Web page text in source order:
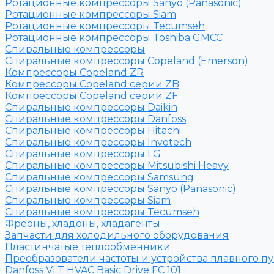
Ротационные компрессоры Sanyo (Panasonic)
Ротационные компрессоры Siam
Ротационные компрессоры Tecumseh
Ротационные компрессоры Toshiba GMCC
Спиральные компрессоры
Спиральные компрессоры Copeland (Emerson)
Компрессоры Copeland ZR
Компрессоры Copeland серии ZB
Компрессоры Copeland серии ZF
Спиральные компрессоры Daikin
Спиральные компрессоры Danfoss
Спиральные компрессоры Hitachi
Спиральные компрессоры Invotech
Спиральные компрессоры LG
Спиральные компрессоры Mitsubishi Heavy
Спиральные компрессоры Samsung
Спиральные компрессоры Sanyo (Panasonic)
Спиральные компрессоры Siam
Спиральные компрессоры Tecumseh
Фреоны, хладоны, хладагенты
Запчасти для холодильного оборудования
Пластинчатые теплообменники
Преобразователи частоты и устройства плавного
Danfoss VLT HVAC Basic Drive FC 101